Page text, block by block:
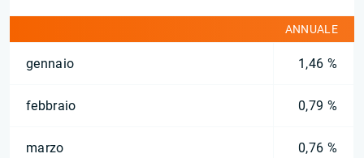
ANNUALE
gennaio 1,46 %
febbraio 0,79 %
marzo 0,76 %